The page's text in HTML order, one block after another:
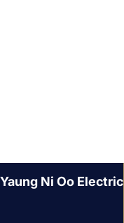
Yaung Ni Oo Electric